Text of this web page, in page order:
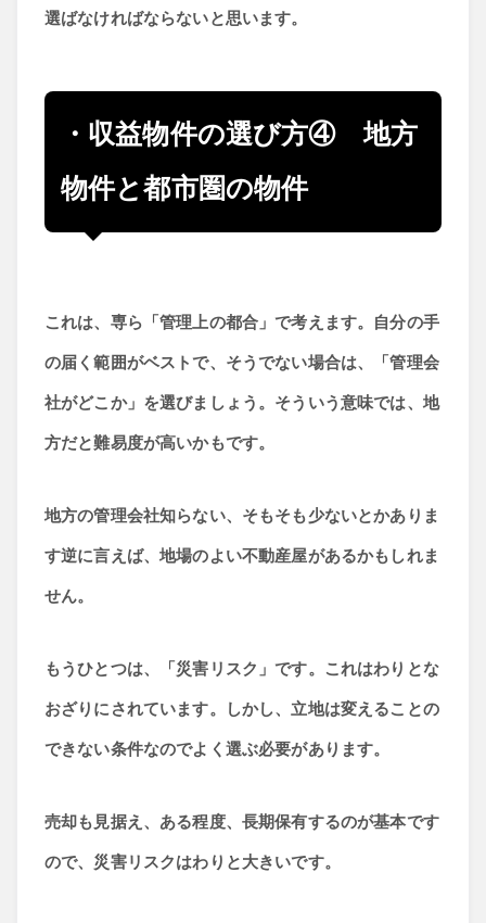
選ばなければならないと思います。
・収益物件の選び方④ 地方
物件と都市圏の物件
これは、専ら「管理上の都合」で考えます。自分の手
の届く範囲がベストで、そうでない場合は、「管理会
社がどこか」を選びましょう。そういう意味では、地
方だと難易度が高いかもです。
地方の管理会社知らない、そもそも少ないとかありま
す逆に言えば、地場のよい不動産屋があるかもしれま
せん。
もうひとつは、「災害リスク」です。これはわりとな
おざりにされています。しかし、立地は変えることの
できない条件なのでよく選ぶ必要があります。
売却も見据え、ある程度、長期保有するのが基本です
ので、災害リスクはわりと大きいです。